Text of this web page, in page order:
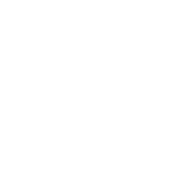
gli eventi speciali, le